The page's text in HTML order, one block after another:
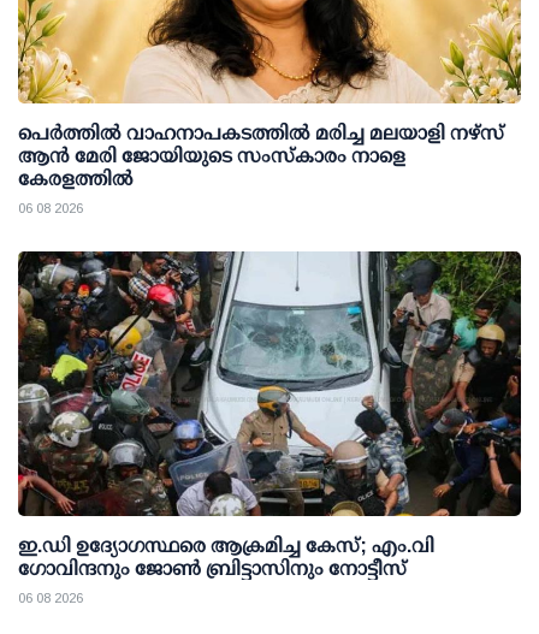
പെർത്തിൽ വാഹനാപകടത്തിൽ മരിച്ച മലയാളി നഴ്സ്
ആൻ മേരി ജോയിയുടെ സംസ്കാരം നാളെ
കേരളത്തിൽ
06 08 2026
ഇ.ഡി ഉദ്യോഗസ്ഥരെ ആക്രമിച്ച കേസ്; എം.വി
ഗോവിന്ദനും ജോണ്‍ ബ്രിട്ടാസിനും നോട്ടീസ്
06 08 2026